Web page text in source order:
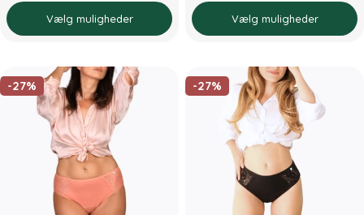
Vælg muligheder
pris
Vælg muligheder
-27% -27%